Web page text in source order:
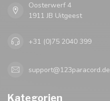
Oosterwerf 4
1911 JB Uitgeest
+31 (0)75 2040 399
support@123paracord.de
Kategorien